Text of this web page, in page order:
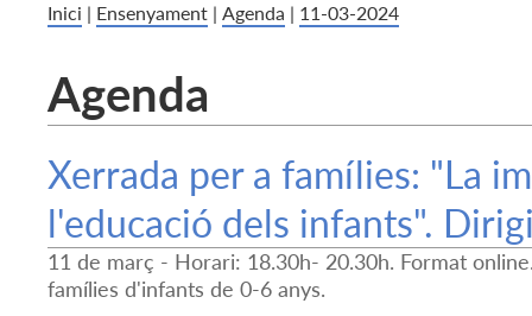
Inici | Ensenyament | Agenda | 11-03-2024
Agenda
Xerrada per a famílies: "La
l'educació dels infants".
11 de març - Horari: 18.30h- 20.30h. Format
famílies d'infants de 0-6 anys.